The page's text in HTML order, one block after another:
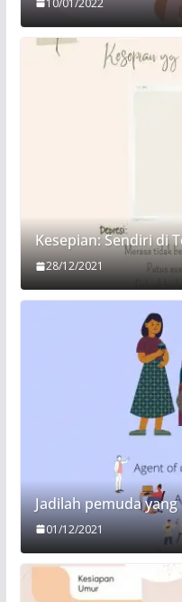
Kesepian: Sendiri di
28/12/2021
Jadilah pemuda
01/12/2021